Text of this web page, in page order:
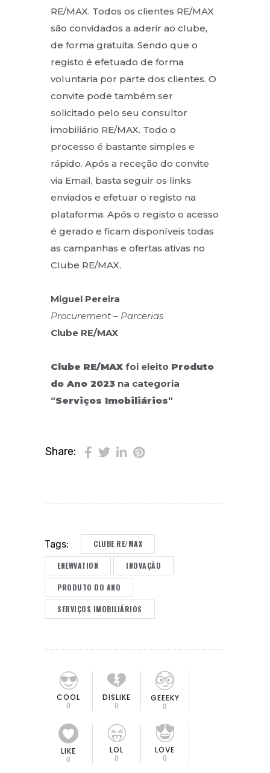
RE/MAX. Todos os clientes RE/MAX
são convidados a aderir ao clube,
de forma gratuita. Sendo que o
registo é efetuado de forma
voluntaria por parte dos clientes. O
convite pode também ser
solicitado pelo seu consultor
imobiliário RE/MAX. Todo o
processo é bastante simples e
rápido. Após a receção do convite
via Email, basta seguir os links
enviados e efetuar o registo na
plataforma. Após o registo o acesso
é gerado e ficam disponíveis todas
as campanhas e ofertas ativas no
Clube RE/MAX.
Miguel Pereira
Procurement – Parcerias
Clube RE/MAX
Clube RE/MAX foi eleito Produto
do Ano 2023 na categoria
“Serviços Imobiliários“
Share:
Tags: CLUBE RE/MAX
ENEWVATION INOVAÇÃO
PRODUTO DO ANO
SERVIÇOS IMOBILIÁRIOS
COOL
0
DISLIKE
0
GEEEKY
0
LIKE
0
LOL
0
LOVE
0